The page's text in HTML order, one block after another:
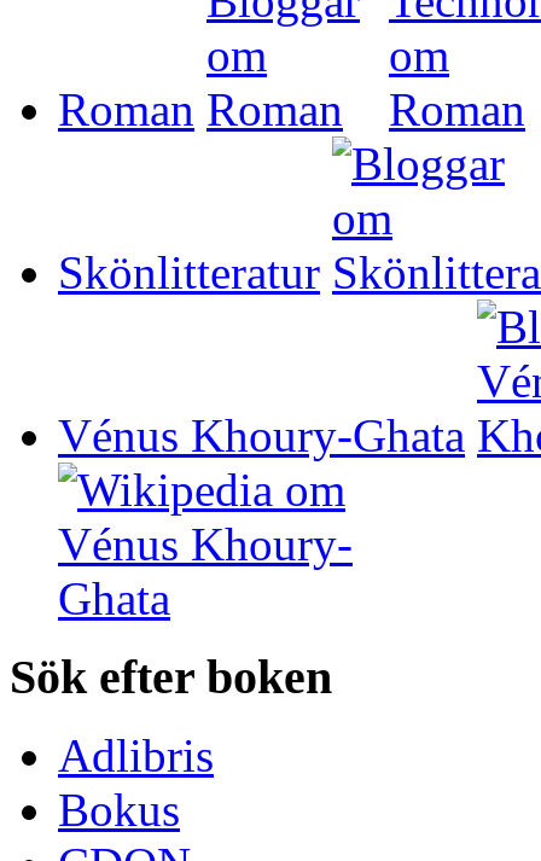
Roman
Skönlitteratur
Vénus Khoury-Ghata
Sök efter boken
Adlibris
Bokus